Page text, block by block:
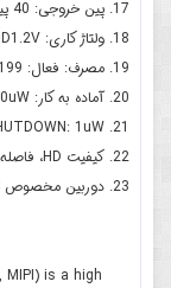
پین خروجی: 40 پین
ولتاژ کاری: AVDD2.8V/DOVDD1.8V/DVDD1.2V
مصرف: فعال: 199 مگاوات (13 mp@30fps، ISP OFF)
آماده به کار: 300uW
1uW
کیفیت HD، فاصله کانونی: 3000 میلی متر
دوربین مخصوص RK3588,RK3588S
MIPI) is a high